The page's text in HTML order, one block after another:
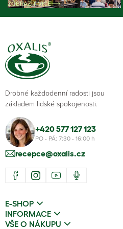
ZOBRAZIT VÍCE
Drobné každodenní radosti jsou
základem lidské spokojenosti.
+420 577 127 123
PO - PÁ: 7:30 - 16:00 h
recepce@oxalis.cz
E-SHOP
INFORMACE
VŠE O NÁKUPU